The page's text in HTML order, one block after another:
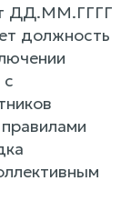
ДД.ММ.ГГГГ
должность